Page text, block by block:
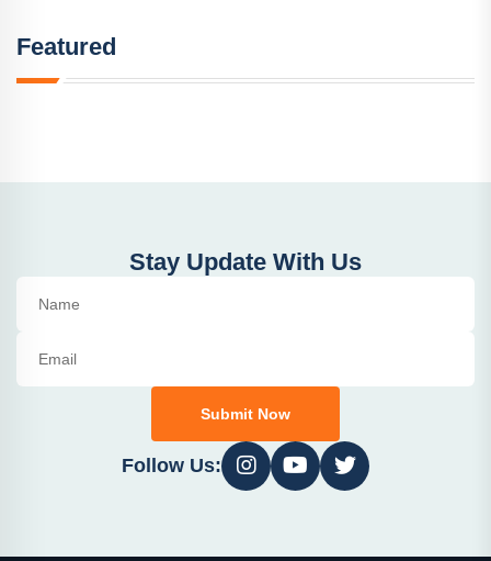
Featured
Stay Update With Us
Submit Now
Follow Us: